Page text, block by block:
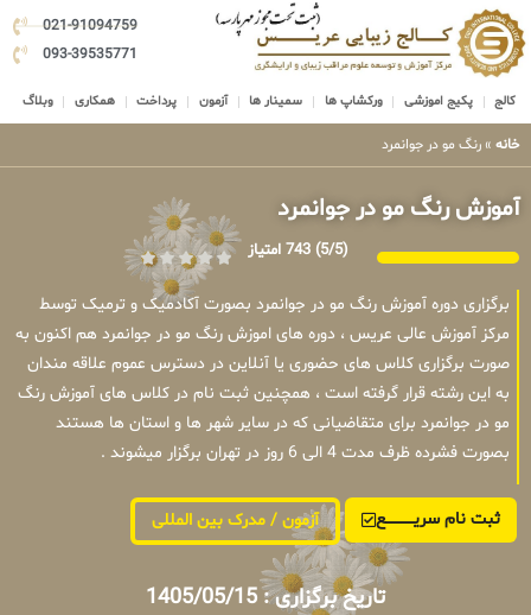
021-91094759
093-39535771
کالج پکیج اموزشی ورکشاپ ها سمینار ها آزمون پرداخت همکاری وبلاگ
خانه » رنگ مو در جوانمرد
آموزش رنگ مو در جوانمرد
(5/5) 743 امتیاز
برگزاری دوره آموزش رنگ مو در جوانمرد بصورت آکادمیک و ترمیک توسط
مرکز آموزش عالی عریس ، دوره های اموزش رنگ مو در جوانمرد هم اکنون به
صورت برگزاری کلاس های حضوری یا آنلاین در دسترس عموم علاقه مندان
به این رشته قرار گرفته است ، همچنین ثبت نام در کلاس های آموزش رنگ
مو در جوانمرد برای متقاضیانی که در سایر شهر ها و استان ها هستند
بصورت فشرده ظرف مدت 4 الی 6 روز در تهران برگزار میشوند .
ثبت نام سریــــــــــــع آزمون / مدرک بین المللی
تاریخ برگزاری : 1405/05/15